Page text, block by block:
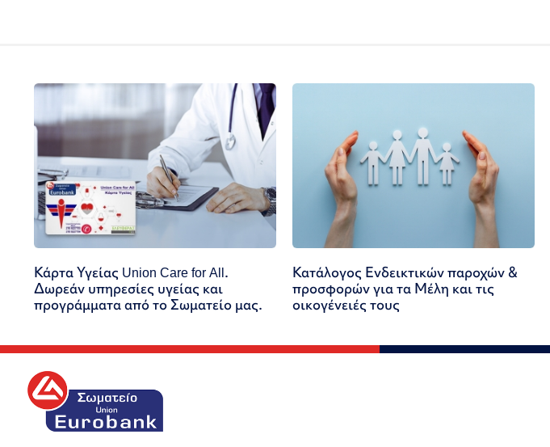
Κάρτα Υγείας Union Care for All.
Δωρεάν υπηρεσίες υγείας και
προγράμματα από το Σωματείο μας.
Κατάλογος Ενδεικτικών παροχών &
προσφορών για τα Μέλη και τις
οικογένειές τους